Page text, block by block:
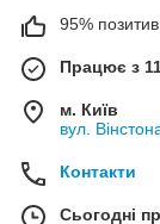
95%
Працює з
м. Київ
вул.
Контакти
Сьогодні